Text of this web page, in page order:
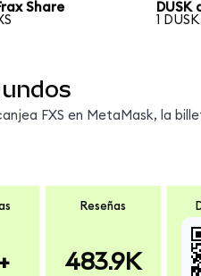
Share
DUSK
1
FXS en MetaMask, la
Reseñas
483.9K